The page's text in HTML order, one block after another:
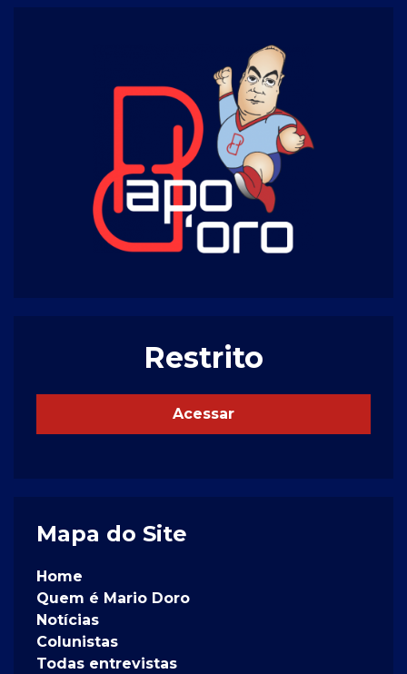
Restrito
Acessar
Mapa do Site
Home
Quem é Mario Doro
Notícias
Colunistas
Todas entrevistas